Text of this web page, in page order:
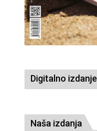
Digitalno izdanje
Naša izdanja